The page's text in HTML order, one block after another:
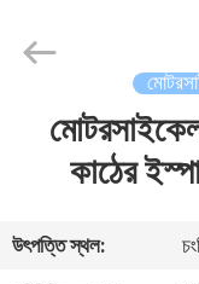
Parts
Reserved.
কাঠের
উৎপত্তি স্থল: